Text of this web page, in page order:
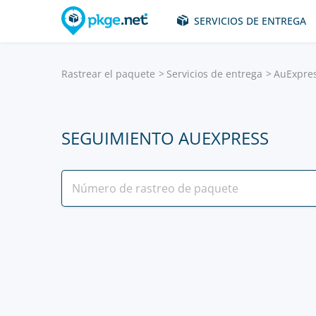
SERVICIOS DE ENTREGA
Rastrear el paquete Servicios de entrega
SEGUIMIENTO AUEXPRESS